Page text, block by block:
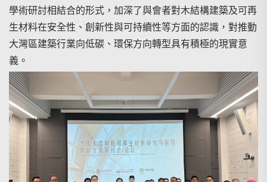
學術研討相結合的形式，加深了與會者對木結構建築及可再
生材料在安全性、創新性與可持續性等方面的認識，對推動
大灣區建築行業向低碳、環保方向轉型具有積極的現實意
義。